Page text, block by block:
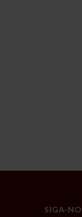
SIGA-